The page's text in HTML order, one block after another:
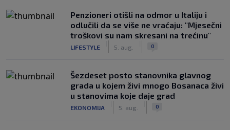
Penzioneri otišli na odmor u Italiju i
odlučili da se više ne vraćaju: "Mjesečni
troškovi su nam skresani na trećinu"
LIFESTYLE 5. aug. 0
Šezdeset posto stanovnika glavnog
grada u kojem živi mnogo Bosanaca živi
u stanovima koje daje grad
EKONOMIJA 5. aug. 0